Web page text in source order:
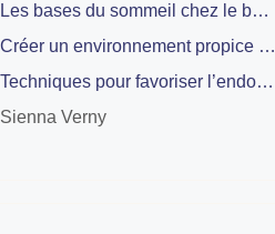
Les bases du sommeil chez le bébé
Créer un environnement propice au sommeil
Techniques pour favoriser l’endormissement
Sienna Verny